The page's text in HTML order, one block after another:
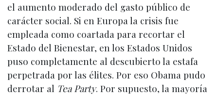
el aumento moderado del gasto público de
carácter social. Si en Europa la crisis fue
empleada como coartada para recortar el
Estado del Bienestar, en los Estados Unidos
puso completamente al descubierto la estafa
perpetrada por las élites. Por eso Obama pudo
derrotar al Tea Party. Por supuesto, la mayoría